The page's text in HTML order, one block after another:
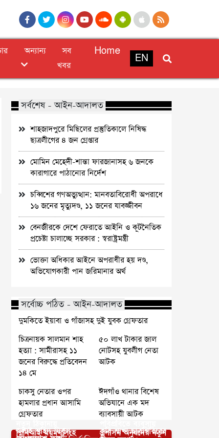
অন্যান্য
সব
খবর
Home
EN
সর্বশেষ - আইন-আদালত
শাহজাদপুরে মিছিলের প্রস্তুতিকালে নিষিদ্ধ
ছাত্রলীগের ৪ জন গ্রেপ্তার
মোমিন মেহেদী-শান্তা ফারজানাসহ ৬ জনকে
কারাগারে পাঠানোর নির্দেশ
চব্বিশের গণঅভ্যুত্থান: মানবতাবিরোধী অপরাধে
১৬ জনের মৃত্যুদণ্ড, ১১ জনের যাবজ্জীবন
বেনজীরকে দেশে ফেরাতে আইনি ও কূটনৈতিক
প্রচেষ্টা চালাচ্ছে সরকার : স্বরাষ্ট্রমন্ত্রী
ভোক্তা অধিকার আইনে অপরাধীর হয় দণ্ড,
অভিযোগকারী পান জরিমানার অর্থ
সর্বোচ্চ পঠিত - আইন-আদালত
দুমকিতে ইয়াবা ও গাঁজাসহ দুই যুবক গ্রেফতার
চিত্রনায়ক সালমান শাহ
হত্যা : সামীরাসহ ১১
জনের বিরুদ্ধে প্রতিবেদন
১৪ মে
৫০ লাখ টাকার জাল
নোটসহ যুবলীগ নেতা
আটক
চাকসু নেতার ওপর
হামলার প্রধান আসামি
গ্রেফতার
ঈদগাঁও থানার বিশেষ
অভিযানে এক মদ
ব্যাবসায়ী আটক
পিবিআই ময়মনসিংহ
প্রশাসন অনুষদের নতুন
জুলাই শহিদ দিবস
কুবি শাখা ছাত্রশিবিরের